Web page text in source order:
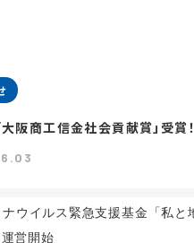
阪商工信金社会貢献賞」受賞！